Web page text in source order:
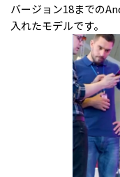
バージョン18までの
入れたモデルです。